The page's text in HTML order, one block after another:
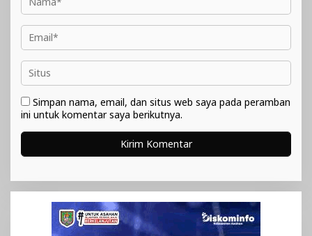
Simpan nama, email, dan situs web saya pada peramban
ini untuk komentar saya berikutnya.